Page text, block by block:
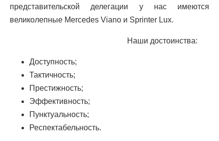
представительской делегации у нас имеются
великолепные Mercedes Viano и Sprinter Lux.
Наши достоинства:
Доступность;
Тактичность;
Престижность;
Эффективность;
Пунктуальность;
Респектабельность.